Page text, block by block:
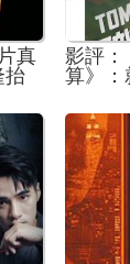
真
抬
影評：
算》：
影的圓